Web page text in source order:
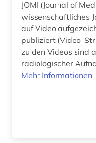
archiv (19)
Frankreich (26)
Griechenland (1)
JOMI (Journal of
wissenschaftliches
auf Video
publiziert (Video-
zu den Videos sind
radiologischer
Mehr Informationen